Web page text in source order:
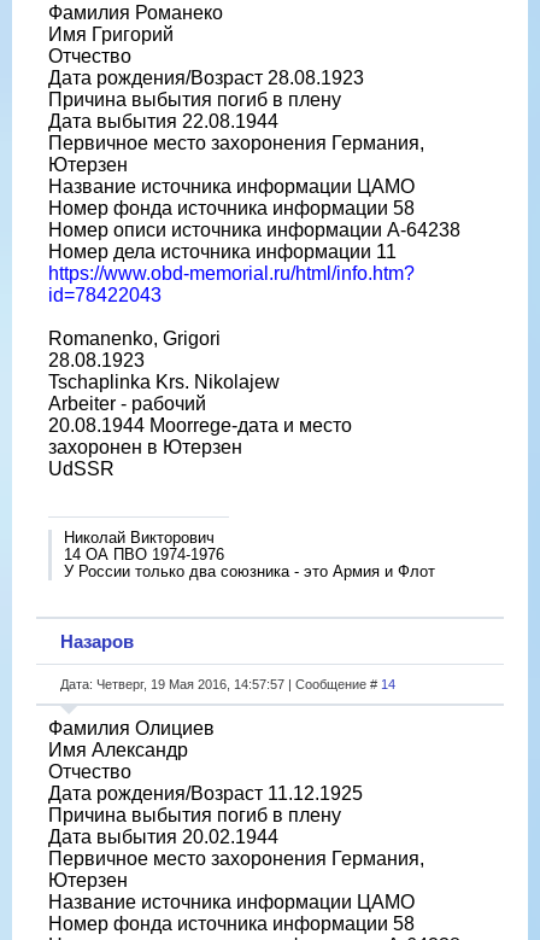
Фамилия Романеко
Имя Григорий
Отчество
Дата рождения/Возраст 28.08.1923
Причина выбытия погиб в плену
Дата выбытия 22.08.1944
Первичное место захоронения Германия,
Ютерзен
Название источника информации ЦАМО
Номер фонда источника информации 58
Номер описи источника информации A-64238
Номер дела источника информации 11
https://www.obd-memorial.ru/html/info.htm?
id=78422043
Romanenko, Grigori
28.08.1923
Tschaplinka Krs. Nikolajew
Arbeiter - рабочий
20.08.1944 Moorrege-дата и место
захоронен в Ютерзен
UdSSR
Николай Викторович
14 ОА ПВО 1974-1976
У России только два союзника - это Армия и Флот
Назаров
Дата: Четверг, 19 Мая 2016, 14:57:57 | Сообщение # 14
Фамилия Олициев
Имя Александр
Отчество
Дата рождения/Возраст 11.12.1925
Причина выбытия погиб в плену
Дата выбытия 20.02.1944
Первичное место захоронения Германия,
Ютерзен
Название источника информации ЦАМО
Номер фонда источника информации 58